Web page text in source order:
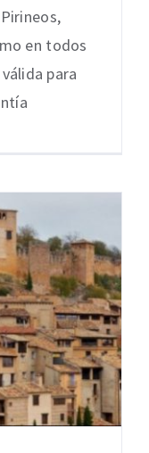
en todos
para